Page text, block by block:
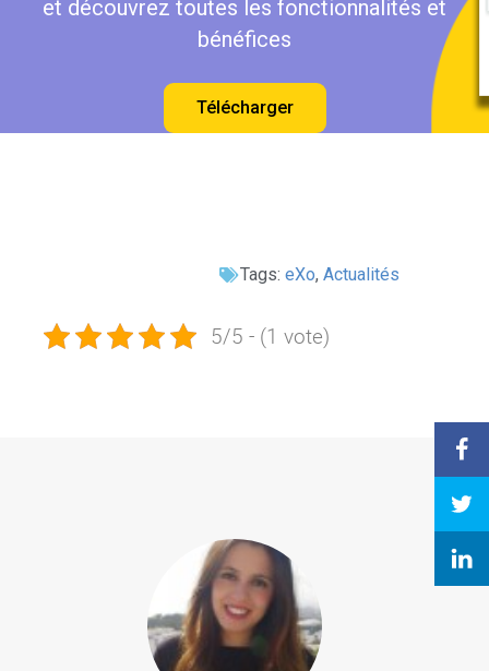
et découvrez toutes les fonctionnalités et
bénéfices
Télécharger
Tags: eXo,Actualités
5/5 - (1 vote)